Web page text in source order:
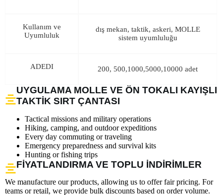
Kullanım ve
Uyumluluk
dış mekan, taktik, askeri, MOLLE
sistem uyumluluğu
ADEDI 200, 500,1000,5000,10000 adet
UYGULAMA MOLLE VE ÖN TOKALI KAYIŞLI
TAKTIK SIRT ÇANTASI
Tactical missions and military operations
Hiking, camping, and outdoor expeditions
Every day commuting or traveling
Emergency preparedness and survival kits
Hunting or fishing trips
FIYATLANDIRMA VE TOPLU İNDIRIMLER
We manufacture our products, allowing us to offer fair pricing. For
teams or retail, we provide bulk discounts based on order volume.